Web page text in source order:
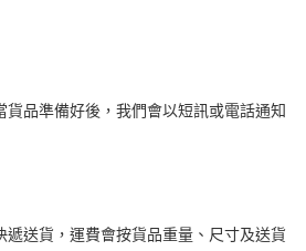
品準備好後，我們會以短訊或電話通知
遞送貨，運費會按貨品重量、尺寸及送貨